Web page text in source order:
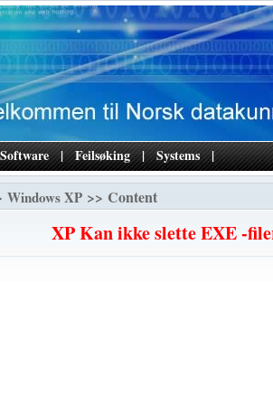
Software | Feilsøking | Systems |
Windows XP >> Content
XP Kan ikke slette EXE -